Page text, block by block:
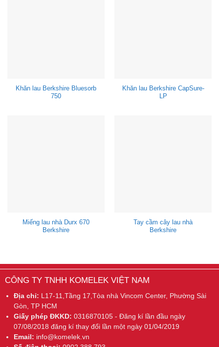
Khăn lau Berkshire Bluesorb
750
Khăn lau Berkshire CapSure-
LP
Miếng lau nhà Durx 670
Berkshire
Tay cầm cây lau nhà
Berkshire
CÔNG TY TNHH KOMELEK VIỆT NAM
Địa chỉ: L17-11,Tầng 17,Tòa nhà Vincom Center, Phường Sài
Gòn, TP HCM
Giấy phép ĐKKD: 0316870105 - Đăng kí lần đầu ngày
07/08/2018 đăng kí thay đổi lần một ngày 01/04/2019
Email: info@komelek.vn